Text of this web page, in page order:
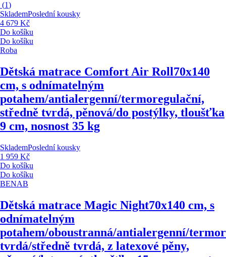
(1)
SklademPoslední kousky
4 679 Kč
Do košíku
Do košíku
Roba
Dětská matrace Comfort Air Roll70x140
cm, s odnímatelným
potahem/antialergenní/termoregulační,
středně tvrdá, pěnová/do postýlky, tloušťka
9 cm, nosnost 35 kg
SklademPoslední kousky
1 959 Kč
Do košíku
Do košíku
BENAB
Dětská matrace Magic Night70x140 cm, s
odnímatelným
potahem/oboustranná/antialergenní/
tvrdá/středně tvrdá, z latexové pěny,